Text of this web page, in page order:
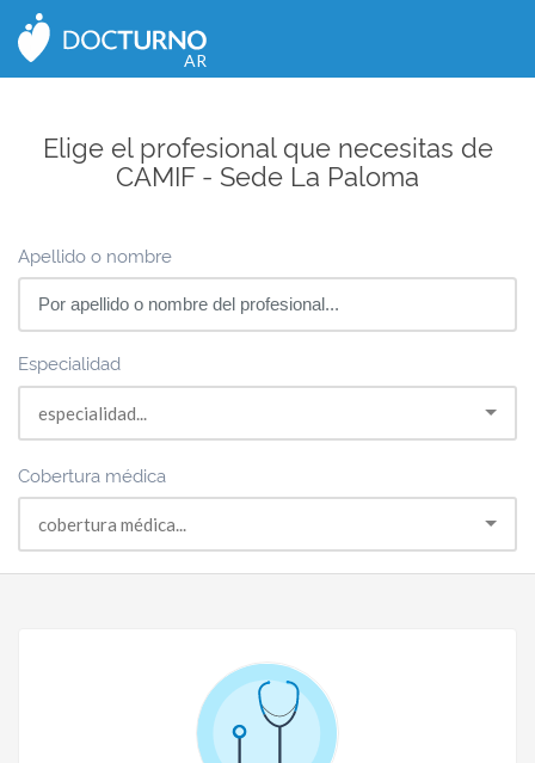
AR
Elige el profesional que necesitas de
CAMIF - Sede La Paloma
Apellido o nombre
Especialidad
Cobertura médica